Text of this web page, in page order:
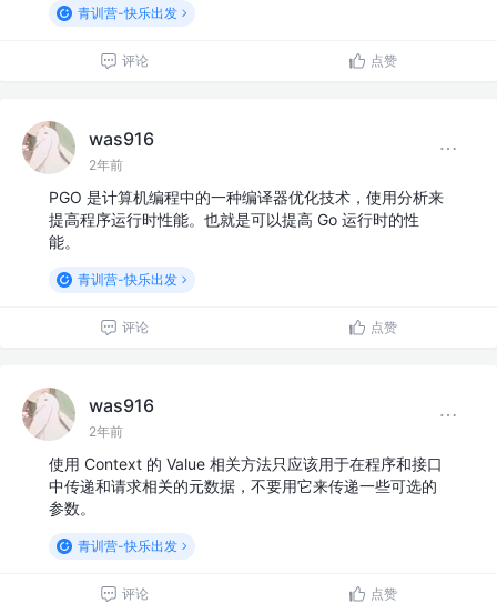
青训营-快乐出发
评论 点赞
was916
2年前
PGO 是计算机编程中的一种编译器优化技术，使用分析来
提高程序运行时性能。也就是可以提高 Go 运行时的性
能。
青训营-快乐出发
评论 点赞
was916
2年前
使用 Context 的 Value 相关方法只应该用于在程序和接口
中传递和请求相关的元数据，不要用它来传递一些可选的
参数。
青训营-快乐出发
评论 点赞